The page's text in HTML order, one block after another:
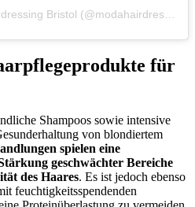
für
Shampoos sowie intensive
von blondiertem
spielen eine
geschwächter Bereiche
des Haares. Es ist jedoch ebenso
feuchtigkeitsspendenden